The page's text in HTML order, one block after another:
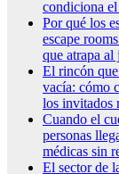
condiciona
Por qué los
escape
que atrapa al
El rincón
vacía: cómo
los invitados
Cuando el
personas
médicas sin
El sector de